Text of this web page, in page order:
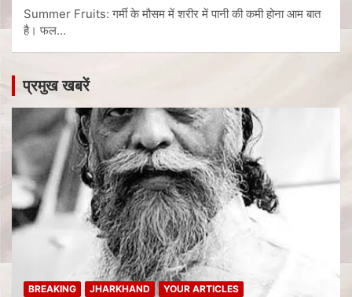
Summer Fruits: गर्मी के मौसम में शरीर में पानी की कमी होना आम बात
है। फल…
प्रमुख खबरें
BREAKING JHARKHAND YOUR ARTICLES